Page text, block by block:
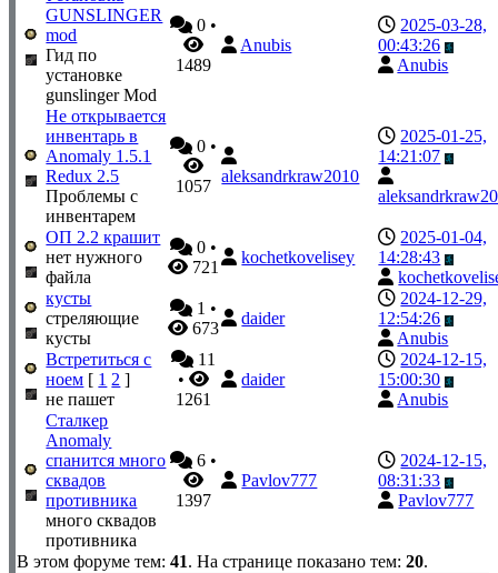
GUNSLINGER
mod
Гид по
установке
gunslinger Mod
0 •
1489
Anubis
2025-03-28,
00:43:26
Anubis
Не открывается
инвентарь в
Anomaly 1.5.1
Redux 2.5
Проблемы с
инвентарем
0 •
1057
aleksandrkraw2010
2025-01-25,
14:21:07
ОП 2.2 крашит
нет нужного
файла
0 •
721
kochetkovelisey
2025-01-04,
14:28:43
кусты
стреляющие
кусты
1 •
673
daider
2024-12-29,
12:54:26
Anubis
Встретиться с
ноем [ 1 2 ]
не пашет
11
•
1261
daider
2024-12-15,
15:00:30
Anubis
Сталкер
Anomaly
спанится много
сквадов
противника
много сквадов
противника
6 •
1397
Pavlov777
2024-12-15,
08:31:33
Pavlov777
В этом форуме тем:41. На странице показано тем:20.